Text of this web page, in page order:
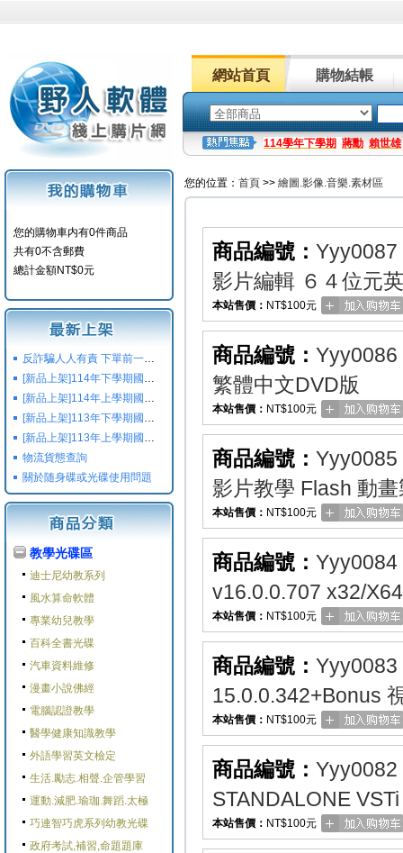
網站首頁 購物結帳
114學年下學期 蔣勳 賴世雄
您的購物車内有0件商品
共有0不含郵費
總計金額NT$0元
反詐騙人人有責 下單前一定要注意
[新品上架]114年下學期國小國中高中命題光碟,校用卷,習作
[新品上架]114年上學期國小國中高中命題光碟,校用卷,習作
[新品上架]113年下學期國小國中高中命題光碟,校用卷,習作
[新品上架]113年上學期國小國中高中命題光碟,校用卷,習作
物流貨態查詢
關於随身碟或光碟使用問題
教學光碟區
迪士尼幼教系列
風水算命軟體
專業幼兒教學
百科全書光碟
汽車資料維修
漫畫小說佛經
電腦認證教學
醫學健康知識教學
外語學習英文檢定
生活.勵志.相聲.企管學習
運動.減肥.瑜珈.舞蹈.太極
巧連智巧虎系列幼教光碟
政府考試,補習,命題題庫
您的位置： 首頁 >> 繪圖.影像.音樂.素材區
商品編號： Yyy0087
影片編輯 ６４位元
本站售價： NT$100元
商品編號： Yyy0086
繁體中文DVD版
本站售價： NT$100元
商品編號： Yyy0085
影片教學 Flash 動
本站售價： NT$100元
商品編號： Yyy0084
v16.0.0.707 x32/
本站售價： NT$100元
商品編號： Yyy0083
15.0.0.342+Bonus
本站售價： NT$100元
商品編號： Yyy0082
STANDALONE
本站售價： NT$100元